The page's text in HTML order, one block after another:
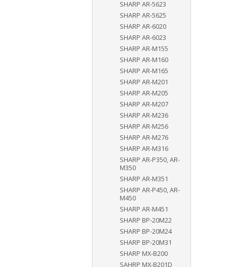
SHARP AR-5623
SHARP AR-5625
SHARP AR-6020
SHARP AR-6023
SHARP AR-M155
SHARP AR-M160
SHARP AR-M165
SHARP AR-M201
SHARP AR-M205
SHARP AR-M207
SHARP AR-M236
SHARP AR-M256
SHARP AR-M276
SHARP AR-M316
SHARP AR-P350, AR-
M350
SHARP AR-M351
SHARP AR-P450, AR-
M450
SHARP AR-M451
SHARP BP-20M22
SHARP BP-20M24
SHARP BP-20M31
SHARP MX-B200
SAHRP MX-B201D